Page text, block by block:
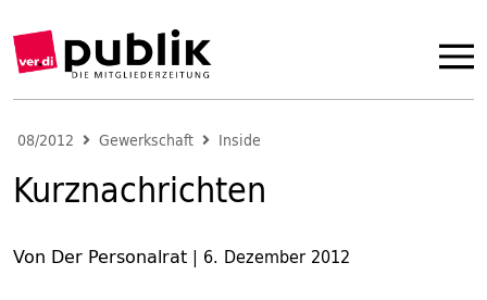
08/2012 Gewerkschaft Inside
Kurznachrichten
Von Der Personalrat | 6. Dezember 2012